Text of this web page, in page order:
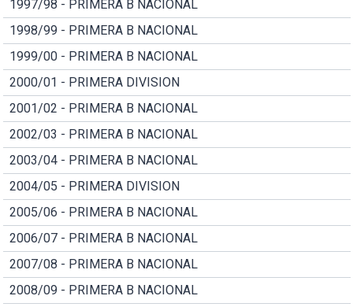
1997/98 - PRIMERA B NACIONAL
1998/99 - PRIMERA B NACIONAL
1999/00 - PRIMERA B NACIONAL
2000/01 - PRIMERA DIVISION
2001/02 - PRIMERA B NACIONAL
2002/03 - PRIMERA B NACIONAL
2003/04 - PRIMERA B NACIONAL
2004/05 - PRIMERA DIVISION
2005/06 - PRIMERA B NACIONAL
2006/07 - PRIMERA B NACIONAL
2007/08 - PRIMERA B NACIONAL
2008/09 - PRIMERA B NACIONAL